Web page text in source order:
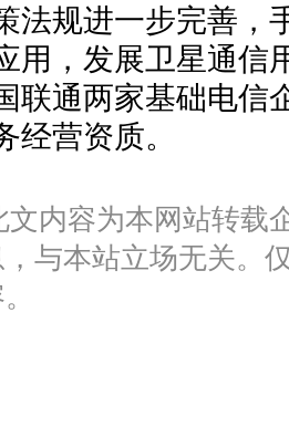
法规进一步完善，
用，发展卫星通信
联通两家基础电信
经营资质。
文内容为本网站转载
与本站立场无关。